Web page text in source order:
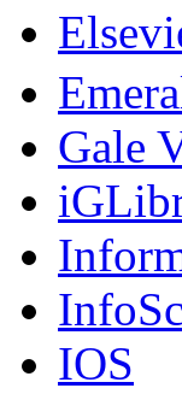
Gale
IOS